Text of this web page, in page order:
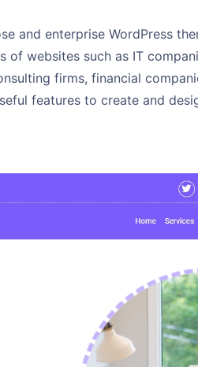
and enterprise WordPress
websites such as IT
firms, financial
features to create and